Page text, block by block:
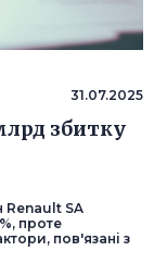
31.07.2025
збитку
Renault SA
проте
пов'язані з